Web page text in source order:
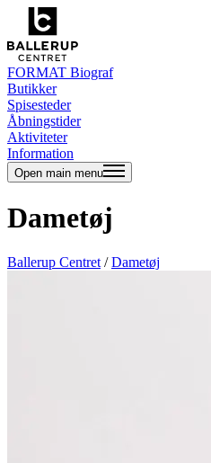
FORMAT Biograf
Butikker
Spisesteder
Åbningstider
Aktiviteter
Information
Open main menu
Dametøj
Ballerup Centret /Dametøj